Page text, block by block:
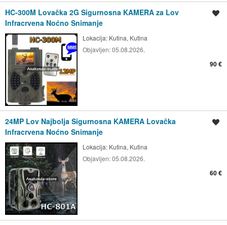
HC-300M Lovačka 2G Sigurnosna KAMERA za Lov
Infracrvena Noćno Snimanje
Lokacija: Kutina, Kutina
Objavljen:05.08.2026.
90 €
24MP Lov Najbolja Sigurnosna KAMERA Lovačka
Infracrvena Noćno Snimanje
Lokacija: Kutina, Kutina
Objavljen:05.08.2026.
60 €